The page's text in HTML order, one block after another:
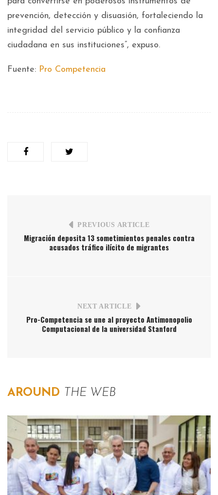
prevención, detección y disuasión, fortaleciendo la
integridad del servicio público y la confianza
ciudadana en sus instituciones”, expuso.
Fuente: Pro Competencia
PREVIOUS ARTICLE
Migración deposita 13 sometimientos penales contra
acusados tráfico ilícito de migrantes
NEXT ARTICLE
Pro-Competencia se une al proyecto Antimonopolio
Computacional de la universidad Stanford
AROUND THE WEB